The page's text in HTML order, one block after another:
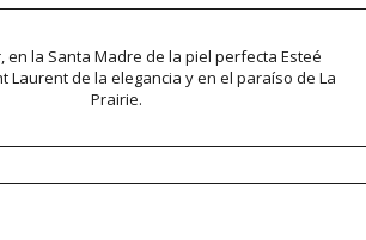
en la Santa Madre de la piel perfecta Esteé
Laurent de la elegancia y en el paraíso de La
Prairie.